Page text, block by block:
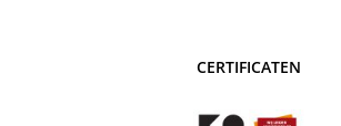
CERTIFICATEN